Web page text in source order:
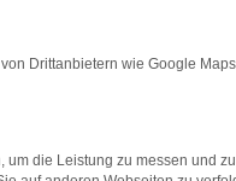
die Seite in
Drittanbietern wie Google
die Leistung zu messen und